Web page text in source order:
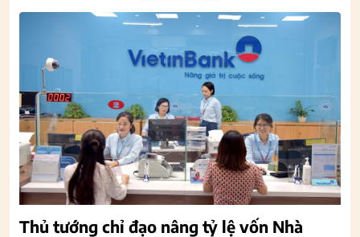
Thủ tướng chỉ đạo nâng tỷ lệ vốn Nhà